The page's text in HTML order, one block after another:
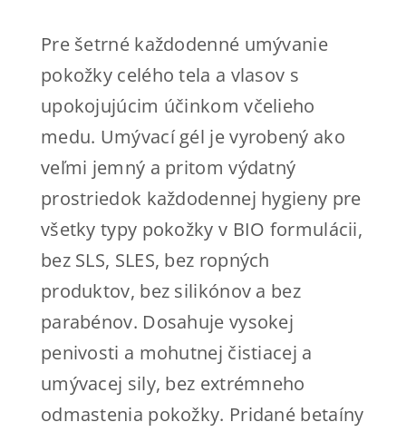
Kde kúpiť
Kontakt
ESHOP
Pre šetrné každodenné umývanie
pokožky celého tela a vlasov s
upokojujúcim účinkom včelieho
medu. Umývací gél je vyrobený ako
veľmi jemný a pritom výdatný
prostriedok každodennej hygieny pre
všetky typy pokožky v BIO formulácii,
bez SLS, SLES, bez ropných
produktov, bez silikónov a bez
parabénov. Dosahuje vysokej
penivosti a mohutnej čistiacej a
umývacej sily, bez extrémneho
odmastenia pokožky. Pridané betaíny